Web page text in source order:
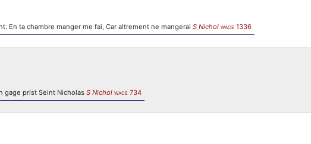
En ta chambre manger me fai, Car altrement ne mangerai S Nichol WACE 1336
gage prist Seint Nicholas S Nichol WACE 734